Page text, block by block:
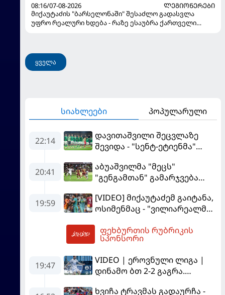
08:16/07-08-2026
ᲚᲔᲒᲘᲝᲜᲔᲠᲔᲑᲘ
მიქაუტაძის "ბარსელონაში" შესაძლო გადასვლა
უფრო რეალური ხდება - რაზე ესაუბრა ქართველი
ყველა
სიახლეები პოპულარული
22:14
დავითაშვილი შეცვლაზე
შევიდა - "სენტ-ეტიენმა"
20:41
აბუაშვილმა "მეცს"
"გენგამთან" გამარჯვება
19:59
[VIDEO] მიქაუტაძემ გაიტანა,
ოსიმენმაც - "ვილიარეალმა"
"გალათასარაის" მოუგო
ფეხბურთის რუბრიკის
სპონსორი
19:47
VIDEO | ეროვნული ლიგა |
დინამო ბთ 2-2 გაგრა.
ხვიჩა ტრავმას გადაურჩა -